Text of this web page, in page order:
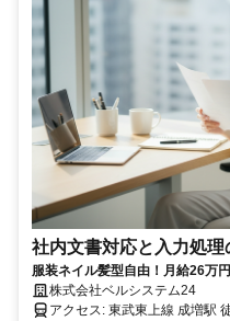
社内文書対応と入力処理
服装ネイル髪型自由！月給26万
株式会社ベルシステム24
アクセス: 東武東上線 成増